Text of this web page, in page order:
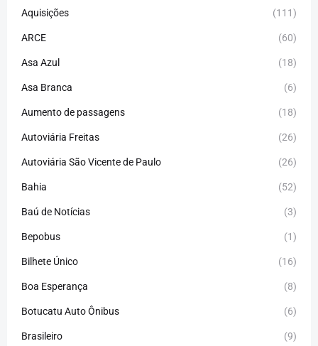
Aquisições (111)
ARCE (60)
Asa Azul (18)
Asa Branca (6)
Aumento de passagens (18)
Autoviária Freitas (26)
Autoviária São Vicente de Paulo (26)
Bahia (52)
Baú de Notícias (3)
Bepobus (1)
Bilhete Único (16)
Boa Esperança (8)
Botucatu Auto Ônibus (6)
Brasileiro (9)